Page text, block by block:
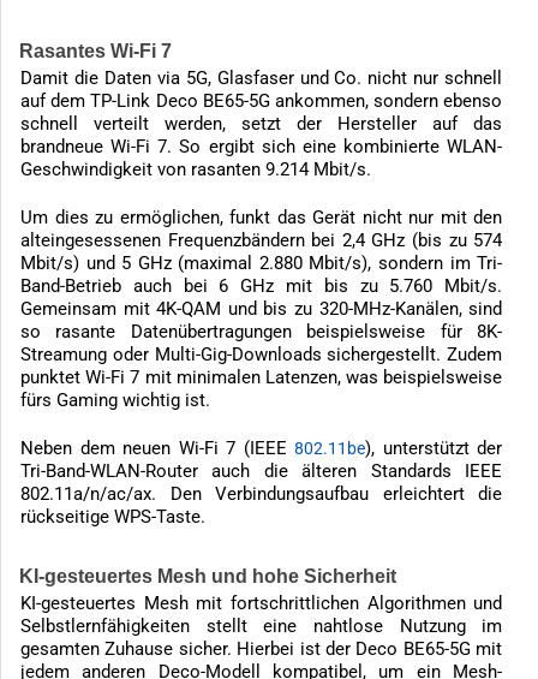
Rasantes Wi-Fi 7
Damit die Daten via 5G, Glasfaser und Co. nicht nur schnell
auf dem TP-Link Deco BE65-5G ankommen, sondern ebenso
schnell verteilt werden, setzt der Hersteller auf das
brandneue Wi-Fi 7. So ergibt sich eine kombinierte WLAN-
Geschwindigkeit von rasanten 9.214 Mbit/s.
Um dies zu ermöglichen, funkt das Gerät nicht nur mit den
alteingesessenen Frequenzbändern bei 2,4 GHz (bis zu 574
Mbit/s) und 5 GHz (maximal 2.880 Mbit/s), sondern im Tri-
Band-Betrieb auch bei 6 GHz mit bis zu 5.760 Mbit/s.
Gemeinsam mit 4K-QAM und bis zu 320-MHz-Kanälen, sind
so rasante Datenübertragungen beispielsweise für 8K-
Streamung oder Multi-Gig-Downloads sichergestellt. Zudem
punktet Wi-Fi 7 mit minimalen Latenzen, was beispielsweise
fürs Gaming wichtig ist.
Neben dem neuen Wi-Fi 7 (IEEE802.11be), unterstützt der
Tri-Band-WLAN-Router auch die älteren Standards IEEE
802.11a/n/ac/ax. Den Verbindungsaufbau erleichtert die
rückseitige WPS-Taste.
KI-gesteuertes Mesh und hohe Sicherheit
KI-gesteuertes Mesh mit fortschrittlichen Algorithmen und
Selbstlernfähigkeiten stellt eine nahtlose Nutzung im
gesamten Zuhause sicher. Hierbei ist der Deco BE65-5G mit
jedem anderen Deco-Modell kompatibel, um ein Mesh-